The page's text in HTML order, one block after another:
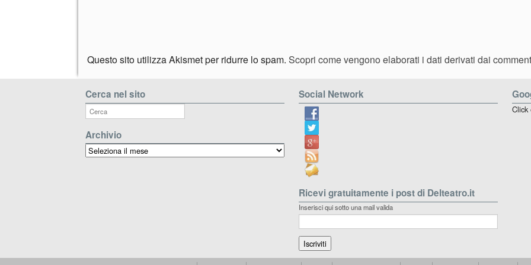
Questo sito utilizza Akismet per ridurre lo spam. Scopri come vengono elaborati i dati derivati dai
Cerca nel sito
Archivio
Archivio
Social Network
Ricevi gratuitamente i post di Delteatro.it
Inserisci qui sotto una mail valida
Click